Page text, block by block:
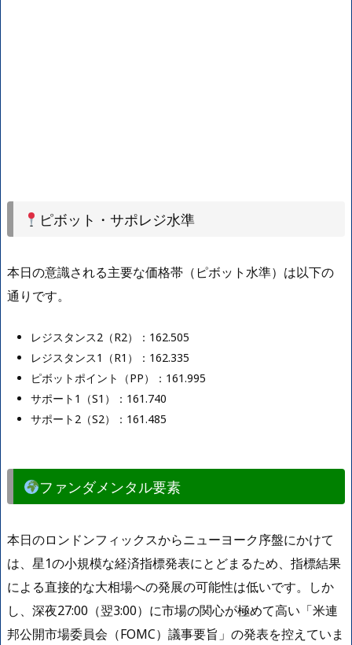
ピボット・サポレジ水準
本日の意識される主要な価格帯（ピボット水準）は以下の
通りです。
レジスタンス2（R2）：162.505
レジスタンス1（R1）：162.335
ピボットポイント（PP）：161.995
サポート1（S1）：161.740
サポート2（S2）：161.485
ファンダメンタル要素
本日のロンドンフィックスからニューヨーク序盤にかけて
は、星1の小規模な経済指標発表にとどまるため、指標結果
による直接的な大相場への発展の可能性は低いです。しか
し、深夜27:00（翌3:00）に市場の関心が極めて高い「米連
邦公開市場委員会（FOMC）議事要旨」の発表を控えていま